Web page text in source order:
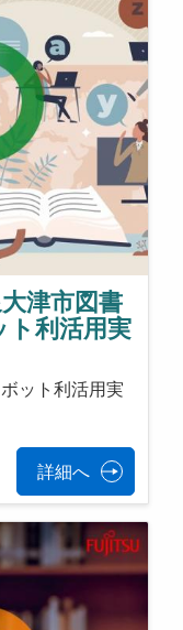
津市図書
利活用実
ット利活用実
詳細へ